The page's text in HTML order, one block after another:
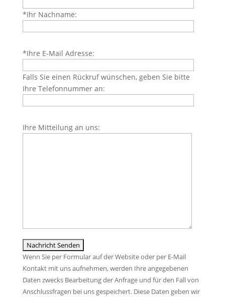
dieses
Feld
leer.
*Ihr Nachname:
lasse
dieses
Feld
leer.
*Ihre E-Mail Adresse:
Falls Sie einen Rückruf wünschen, geben Sie bitte
Ihre Telefonnummer an:
lasse
Ihre Mitteilung an uns:
Wenn Sie per Formular auf der Website oder per E-Mail
Kontakt mit uns aufnehmen, werden Ihre angegebenen
Daten zwecks Bearbeitung der Anfrage und für den Fall von
Anschlussfragen bei uns gespeichert. Diese Daten geben wir